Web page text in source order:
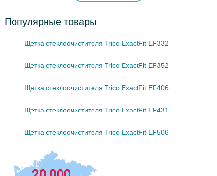
Популярные товары
Щетка стеклоочистителя Trico ExactFit EF332
Щетка стеклоочистителя Trico ExactFit EF352
Щетка стеклоочистителя Trico ExactFit EF406
Щетка стеклоочистителя Trico ExactFit EF431
Щетка стеклоочистителя Trico ExactFit EF506